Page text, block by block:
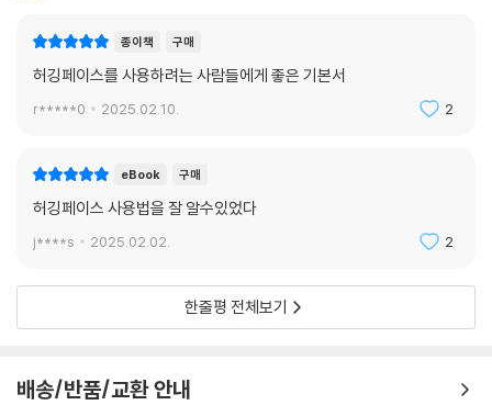
종이책 구매
허깅페이스를 사용하려는 사람들에게 좋은 기본서
r*****0 2025.02.10. 2
eBook 구매
허깅페이스 사용법을 잘 알수있었다
j****s 2025.02.02. 2
한줄평 전체보기
배송/반품/교환 안내